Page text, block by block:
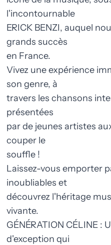
l'incontournable
ERICK BENZI, auquel
grands succès
en France.
Vivez une expérience
son genre, à
travers les chansons
présentées
par de jeunes artistes
couper le
souffle !
Laissez-vous emporter
inoubliables et
découvrez l'héritage
vivante.
GÉNÉRATION CÉLINE
d'exception qui